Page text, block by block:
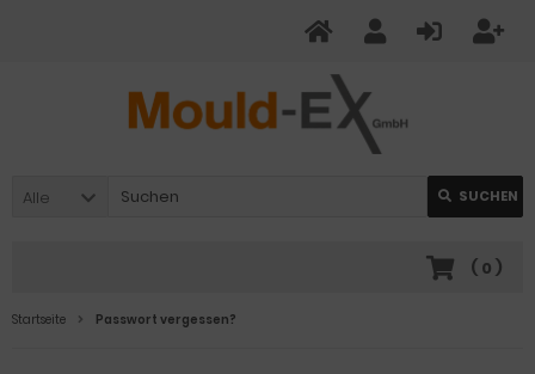
Alle SUCHEN
( 0 )
Startseite Passwort vergessen?